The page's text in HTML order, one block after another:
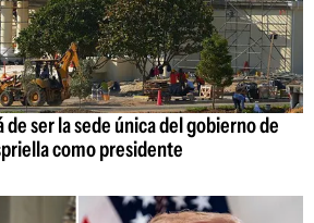
de ser la sede única del gobierno de
como presidente